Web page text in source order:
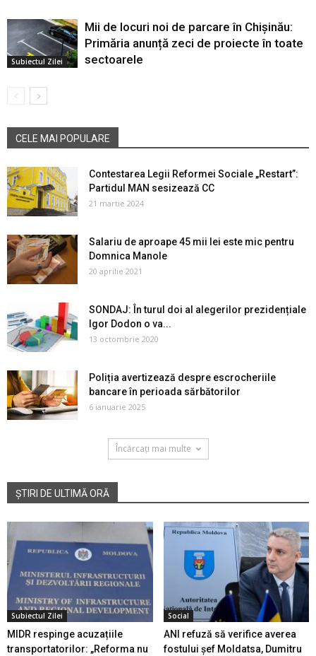
Subiectul Zilei
Mii de locuri noi de parcare în Chișinău:
Primăria anunță zeci de proiecte în toate
sectoarele
CELE MAI POPULARE
Contestarea Legii Reformei Sociale „Restart”:
Partidul MAN sesizează CC
21 martie 2024
Salariu de aproape 45 mii lei este mic pentru
Domnica Manole
20 aprilie 2021
SONDAJ: În turul doi al alegerilor prezidențiale
Igor Dodon o va...
13 octombrie 2020
Poliția avertizează despre escrocheriile
bancare în perioada sărbătorilor
6 ianuarie 2025
Încărcați mai multe
ȘTIRI DE ULTIMĂ ORĂ
Subiectul Zilei
MIDR respinge acuzațiile
transportatorilor: „Reforma nu
Social
ANI refuză să verifice averea
fostului șef Moldatsa, Dumitru